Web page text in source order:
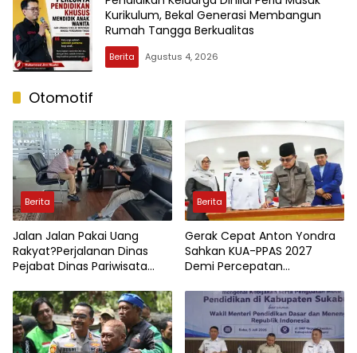
Kurikulum, Bekal Generasi Membangun
Rumah Tangga Berkualitas
Berita Agustus 4, 2026
Otomotif
Berita
Jalan Jalan Pakai Uang
Rakyat?Perjalanan Dinas
Pejabat Dinas Pariwisata
Berita
Gerak Cepat Anton Yondra
Sahkan KUA-PPAS 2027
Demi Percepatan